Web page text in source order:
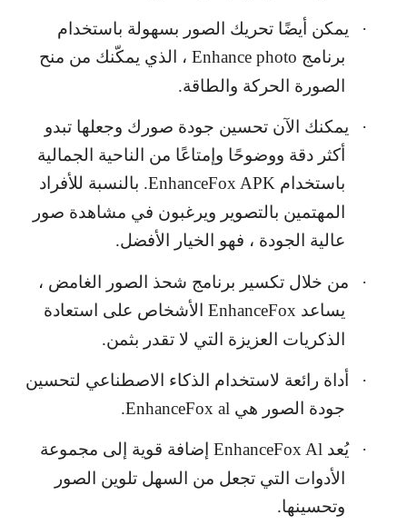
·
يمكن أيضًا تحريك الصور بسهولة باستخدام
برنامج Enhance photo ، الذي يمكّنك من منح
الصورة الحركة والطاقة.
·
يمكنك الآن تحسين جودة صورك وجعلها تبدو
أكثر دقة ووضوحًا وإمتاعًا من الناحية الجمالية
باستخدام EnhanceFox APK. بالنسبة للأفراد
المهتمين بالتصوير ويرغبون في مشاهدة صور
عالية الجودة ، فهو الخيار الأفضل.
·
من خلال تكسير برنامج شحذ الصور الغامض ،
يساعد EnhanceFox الأشخاص على استعادة
الذكريات العزيزة التي لا تقدر بثمن.
·
أداة رائعة لاستخدام الذكاء الاصطناعي لتحسين
جودة الصور هي EnhanceFox al
.
· يُعد EnhanceFox Al إضافة قوية إلى مجموعة
الأدوات التي تجعل من السهل تلوين الصور
وتحسينها.